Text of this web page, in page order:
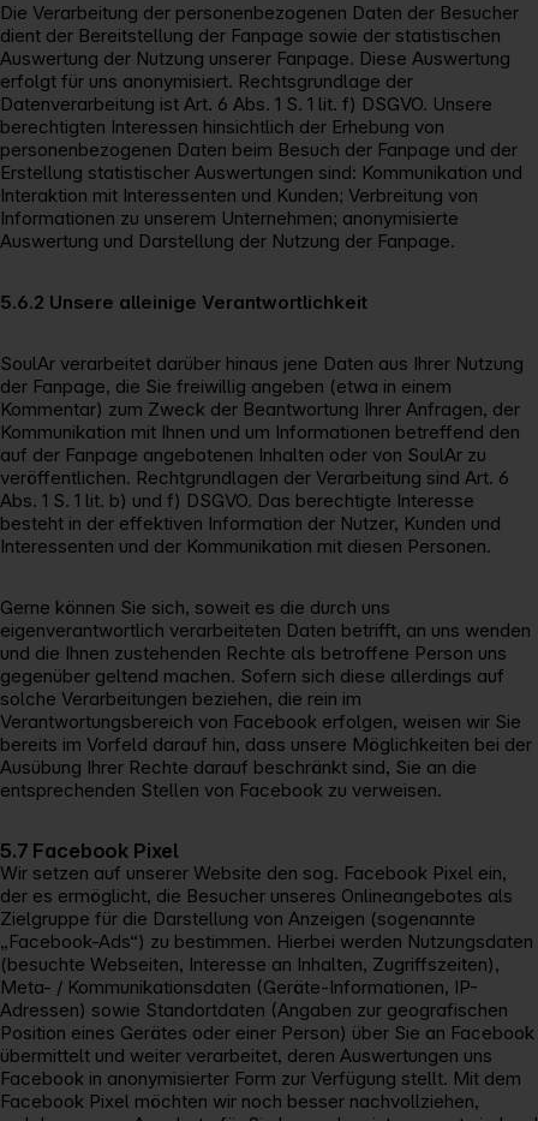
Die Verarbeitung der personenbezogenen Daten der Besucher
dient der Bereitstellung der Fanpage sowie der statistischen
Auswertung der Nutzung unserer Fanpage. Diese Auswertung
erfolgt für uns anonymisiert. Rechtsgrundlage der
Datenverarbeitung ist Art. 6 Abs. 1 S. 1 lit. f) DSGVO. Unsere
berechtigten Interessen hinsichtlich der Erhebung von
personenbezogenen Daten beim Besuch der Fanpage und der
Erstellung statistischer Auswertungen sind: Kommunikation und
Interaktion mit Interessenten und Kunden; Verbreitung von
Informationen zu unserem Unternehmen; anonymisierte
Auswertung und Darstellung der Nutzung der Fanpage.
5.6.2 Unsere alleinige Verantwortlichkeit
SoulAr verarbeitet darüber hinaus jene Daten aus Ihrer Nutzung
der Fanpage, die Sie freiwillig angeben (etwa in einem
Kommentar) zum Zweck der Beantwortung Ihrer Anfragen, der
Kommunikation mit Ihnen und um Informationen betreffend den
auf der Fanpage angebotenen Inhalten oder von SoulAr zu
veröffentlichen. Rechtgrundlagen der Verarbeitung sind Art. 6
Abs. 1 S. 1 lit. b) und f) DSGVO. Das berechtigte Interesse
besteht in der effektiven Information der Nutzer, Kunden und
Interessenten und der Kommunikation mit diesen Personen.
Gerne können Sie sich, soweit es die durch uns
eigenverantwortlich verarbeiteten Daten betrifft, an uns wenden
und die Ihnen zustehenden Rechte als betroffene Person uns
gegenüber geltend machen. Sofern sich diese allerdings auf
solche Verarbeitungen beziehen, die rein im
Verantwortungsbereich von Facebook erfolgen, weisen wir Sie
bereits im Vorfeld darauf hin, dass unsere Möglichkeiten bei der
Ausübung Ihrer Rechte darauf beschränkt sind, Sie an die
entsprechenden Stellen von Facebook zu verweisen.
5.7 Facebook Pixel
Wir setzen auf unserer Website den sog. Facebook Pixel ein,
der es ermöglicht, die Besucher unseres Onlineangebotes als
Zielgruppe für die Darstellung von Anzeigen (sogenannte
„Facebook-Ads“) zu bestimmen. Hierbei werden Nutzungsdaten
(besuchte Webseiten, Interesse an Inhalten, Zugriffszeiten),
Meta- / Kommunikationsdaten (Geräte-Informationen, IP-
Adressen) sowie Standortdaten (Angaben zur geografischen
Position eines Gerätes oder einer Person) über Sie an Facebook
übermittelt und weiter verarbeitet, deren Auswertungen uns
Facebook in anonymisierter Form zur Verfügung stellt. Mit dem
Facebook Pixel möchten wir noch besser nachvollziehen,